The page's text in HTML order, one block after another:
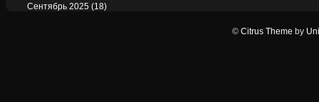
Сентябрь 2025 (18)
© Citrus Theme by